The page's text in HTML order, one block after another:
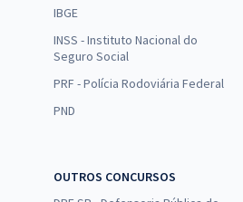
IBGE
INSS - Instituto Nacional do
Seguro Social
PRF - Polícia Rodoviária Federal
PND
OUTROS CONCURSOS